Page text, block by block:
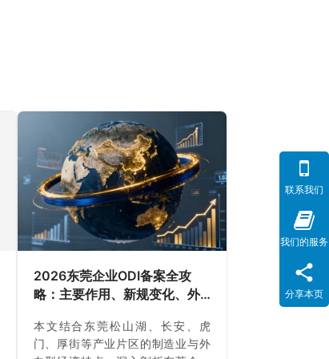
2026东莞企业ODI备案全攻
略：主要作用、新规变化、外
例与正规靠谱代办中介推荐）
本文结合东莞松山湖、长安、虎
门、厚街等产业片区的制造业与外
联系我们
我们的服务
分享本页